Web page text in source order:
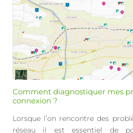
Comment diagnostiquer mes
connexion ?
Lorsque l’on rencontre des
réseau il est essentiel de